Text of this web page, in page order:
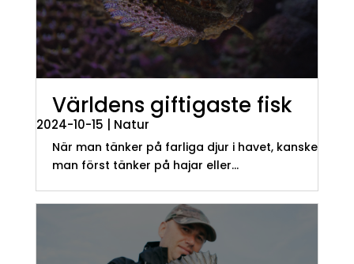
Världens giftigaste fisk
2024-10-15 Natur
När man tänker på farliga djur i havet, kanske
man först tänker på hajar eller...